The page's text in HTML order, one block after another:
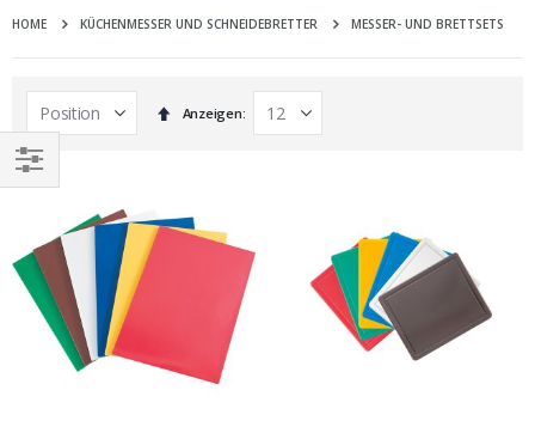
HOME KÜCHENMESSER UND SCHNEIDEBRETTER MESSER- UND BRETTSETS
In
absteigender
Anzeigen
EINKAUFEN